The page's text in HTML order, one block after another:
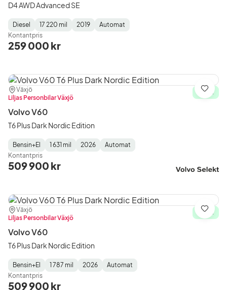
D4 AWD Advanced SE
Fuel
Type:
Diesel
Mätarställning:
17 220 mil
Model
Year:
2019
Gearbox
Type:
Automat
Kontantpris
259 000 kr
Plats:
Växjö
Återförsäljare:
Liljas Personbilar Växjö
I lager
Volvo V60
T6 Plus Dark Nordic Edition
Fuel
Type:
Bensin+El
Mätarställning:
1 631 mil
Model
Year:
2026
Gearbox
Type:
Automat
Kontantpris
509 900 kr
Spara
Plats:
Växjö
Återförsäljare:
Liljas Personbilar Växjö
I lager
Volvo V60
T6 Plus Dark Nordic Edition
Fuel
Type:
Bensin+El
Mätarställning:
1 787 mil
Model
Year:
2026
Gearbox
Type:
Automat
Kontantpris
509 900 kr
Spara